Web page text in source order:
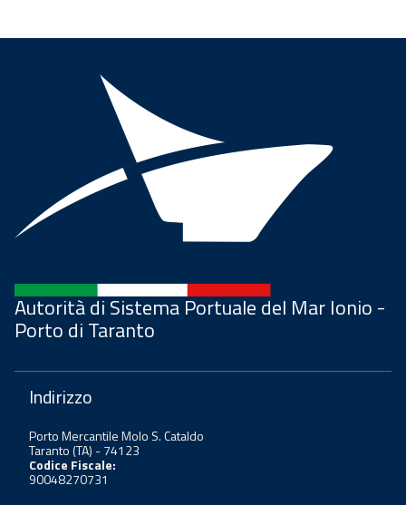
Autorità di Sistema Portuale del Mar Ionio -
Porto di Taranto
Indirizzo
Porto Mercantile Molo S. Cataldo
Taranto (TA) - 74123
Codice Fiscale:
90048270731